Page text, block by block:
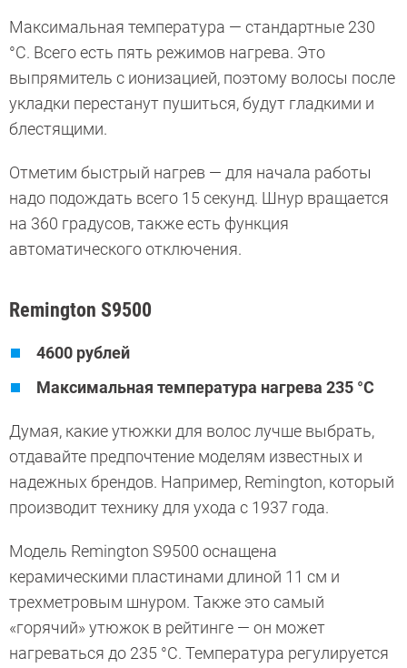
Максимальная температура — стандартные 230
°C. Всего есть пять режимов нагрева. Это
выпрямитель с ионизацией, поэтому волосы после
укладки перестанут пушиться, будут гладкими и
блестящими.
Отметим быстрый нагрев — для начала работы
надо подождать всего 15 секунд. Шнур вращается
на 360 градусов, также есть функция
автоматического отключения.
Remington S9500
4600 рублей
Максимальная температура нагрева 235 °C
Думая, какие утюжки для волос лучше выбрать,
отдавайте предпочтение моделям известных и
надежных брендов. Например, Remington, который
производит технику для ухода с 1937 года.
Модель Remington S9500 оснащена
керамическими пластинами длиной 11 см и
трехметровым шнуром. Также это самый
«горячий» утюжок в рейтинге — он может
нагреваться до 235 °C. Температура регулируется